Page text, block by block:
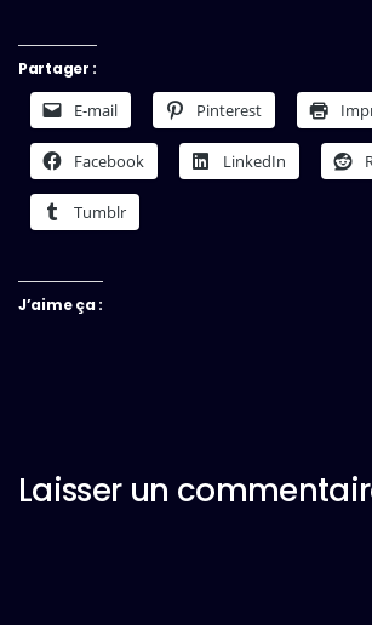
Partager :
E-mail Pinterest
Facebook LinkedIn
Tumblr
J’aime ça :
Laisser un